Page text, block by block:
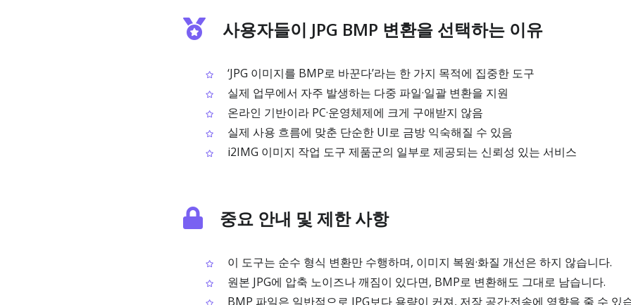
사용자들이 JPG BMP 변환을 선택하는 이유
‘JPG 이미지를 BMP로 바꾼다’라는 한 가지 목적에 집중한 도구
실제 업무에서 자주 발생하는 다중 파일·일괄 변환을 지원
온라인 기반이라 PC·운영체제에 크게 구애받지 않음
실제 사용 흐름에 맞춘 단순한 UI로 금방 익숙해질 수 있음
i2IMG 이미지 작업 도구 제품군의 일부로 제공되는 신뢰성 있는 서비스
중요 안내 및 제한 사항
이 도구는 순수 형식 변환만 수행하며, 이미지 복원·화질 개선은 하지 않습니다.
원본 JPG에 압축 노이즈나 깨짐이 있다면, BMP로 변환해도 그대로 남습니다.
BMP 파일은 일반적으로 JPG보다 용량이 커져, 저장 공간·전송에 영향을 줄 수 있